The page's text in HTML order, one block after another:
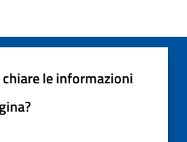
le informazioni